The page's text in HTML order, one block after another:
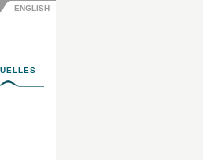
ENGLISH